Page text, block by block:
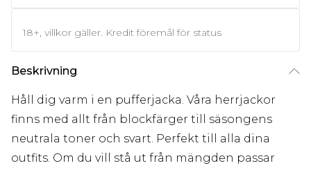
18+, villkor gäller. Kredit föremål för status
Beskrivning
Håll dig varm i en pufferjacka. Våra herrjackor
finns med allt från blockfärger till säsongens
neutrala toner och svart. Perfekt till alla dina
outfits. Om du vill stå ut från mängden passar